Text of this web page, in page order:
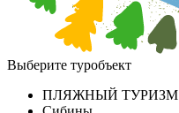
Выберите туробъект
ПЛЯЖНЫЙ ТУРИЗМ